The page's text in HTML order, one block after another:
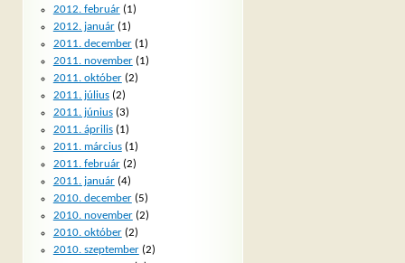
2012. február(1)
2012. január(1)
2011. december(1)
2011. november(1)
2011. október(2)
2011. július(2)
2011. június(3)
2011. április(1)
2011. március(1)
2011. február(2)
2011. január(4)
2010. december(5)
2010. november(2)
2010. október(2)
2010. szeptember(2)